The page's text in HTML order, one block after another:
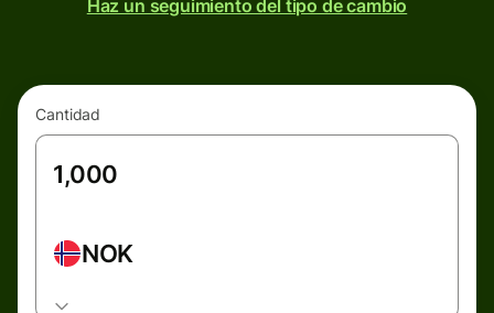
Haz un seguimiento del tipo de cambio
Cantidad
NOK